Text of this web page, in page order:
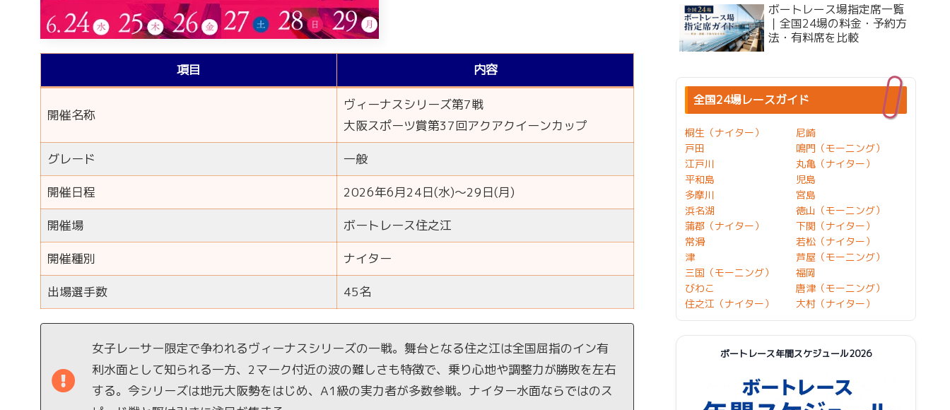
項目 内容
開催名称
ヴィーナスシリーズ第7戦
大阪スポーツ賞第37回アクアクイーンカップ
グレード 一般
開催日程 2026年6月24日(水)～29日(月)
開催場 ボートレース住之江
開催種別 ナイター
出場選手数 45名
女子レーサー限定で争われるヴィーナスシリーズの一戦。舞台となる住之江は全国屈指のイン有
利水面として知られる一方、2マーク付近の波の難しさも特徴で、乗り心地や調整力が勝敗を左右
する。今シリーズは地元大阪勢をはじめ、A1級の実力者が多数参戦。ナイター水面ならではのス
ボートレース場指定席一覧
｜全国24場の料金・予約方
法・有料席を比較
全国24場レースガイド
桐生（ナイター）
戸田
江戸川
平和島
多摩川
浜名湖
蒲郡（ナイター）
常滑
津
三国（モーニング）
びわこ
住之江（ナイター）
尼崎
鳴門（モーニング）
丸亀（ナイター）
児島
宮島
徳山（モーニング）
下関（ナイター）
若松（ナイター）
芦屋（モーニング）
福岡
唐津（モーニング）
大村（ナイター）
ボートレース年間スケジュール2026